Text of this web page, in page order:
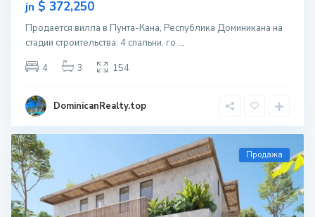
jn $ 372,250
Продается вилла в Пунта-Кана, Республика Доминикана на
стадии строительcтва: 4 спальни, го ...
4
3 154
DominicanRealty.top
Продажа